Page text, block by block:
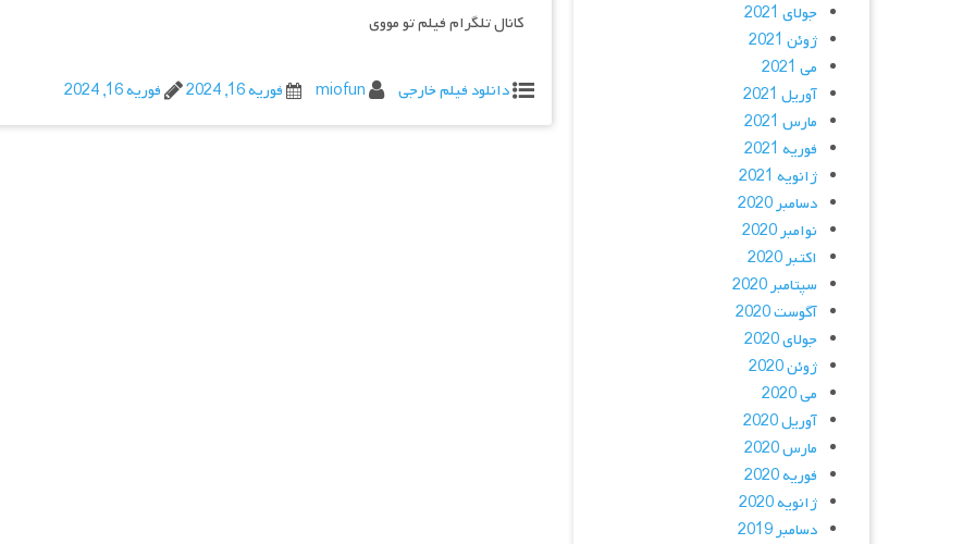
کانال تلگرام فیلم تو مووی
دانلود فیلم خارجی miofun فوریه 16, 2024 فوریه 16, 2024
جولای 2021
ژوئن 2021
می 2021
آوریل 2021
مارس 2021
فوریه 2021
ژانویه 2021
دسامبر 2020
نوامبر 2020
اکتبر 2020
سپتامبر 2020
آگوست 2020
جولای 2020
ژوئن 2020
می 2020
آوریل 2020
مارس 2020
فوریه 2020
ژانویه 2020
دسامبر 2019